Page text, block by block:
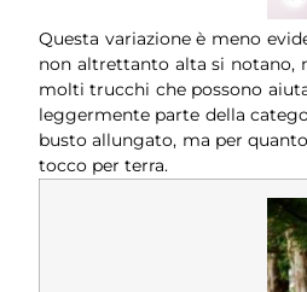
Questa variazione è meno
non altrettanto alta si notano,
molti trucchi che possono
leggermente parte della
busto allungato, ma per
tocco per terra.